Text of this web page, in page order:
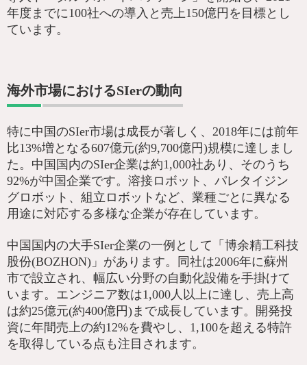
年度までに100社への導入と売上150億円を目標とし
ています。
海外市場におけるSIerの動向
特に中国のSIer市場は成長が著しく、2018年には前年
比13%増となる607億元(約9,700億円)規模に達しまし
た。中国国内のSIer企業は約1,000社あり、そのうち
92%が中国企業です。溶接ロボット、パレタイジン
グロボット、組立ロボットなど、業種ごとに異なる
用途に対応する多様な企業が存在しています。
中国国内の大手SIer企業の一例として「博余精工科技
股份(BOZHON)」があります。同社は2006年に蘇州
市で設立され、幅広い分野の自動化設備を手掛けて
います。エンジニア数は1,000人以上に達し、売上高
は約25億元(約400億円)まで成長しています。開発投
資に年間売上の約12%を費やし、1,100を超える特許
を取得している点も注目されます。